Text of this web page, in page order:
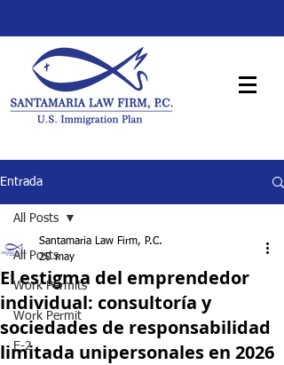
Entrada
All Posts
Work Permits
Work Permit
E-2
All Posts
El estigma del emprendedor
individual: consultoría y
sociedades de responsabilidad
limitada unipersonales en 2026
Santamaria Law Firm, P.C.
20 may